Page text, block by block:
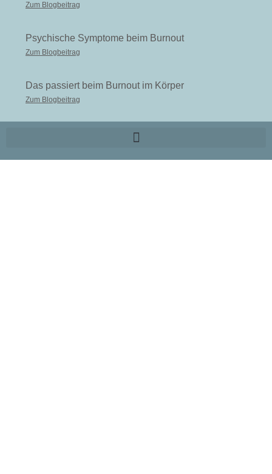
Zum Blogbeitrag
Psychische Symptome beim Burnout
Zum Blogbeitrag
Das passiert beim Burnout im Körper
Zum Blogbeitrag